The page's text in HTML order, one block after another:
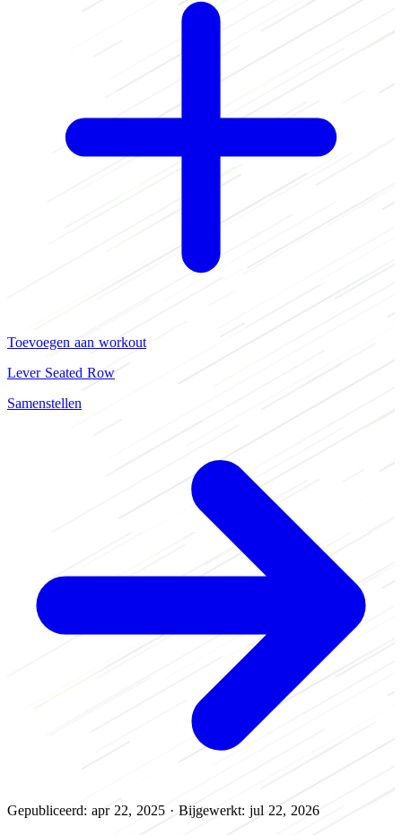
Toevoegen aan workout
Lever Seated Row
Samenstellen
Gepubliceerd: apr 22, 2025 · Bijgewerkt: jul 22, 2026